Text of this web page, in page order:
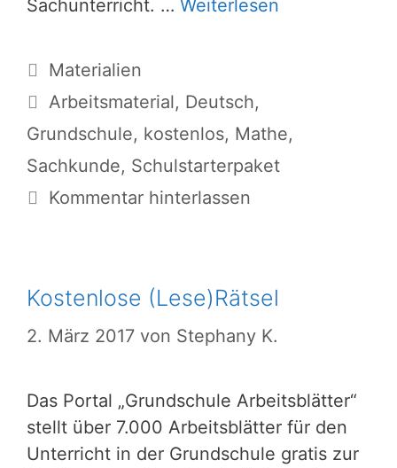
Sachunterricht. … Weiterlesen
Kategorien
Materialien
Schlagwörter
Arbeitsmaterial, Deutsch,
Grundschule, kostenlos, Mathe,
Sachkunde, Schulstarterpaket
Kommentar hinterlassen
Kostenlose (Lese)Rätsel
2. März 2017 von Stephany K.
Das Portal „Grundschule Arbeitsblätter“
stellt über 7.000 Arbeitsblätter für den
Unterricht in der Grundschule gratis zur